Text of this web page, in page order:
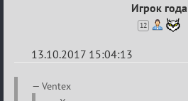
Игрок года
12
13.10.2017 15:04:13
Re: Ventex